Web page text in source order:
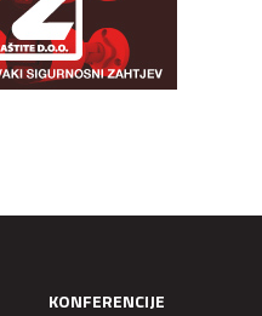
KONFERENCIJE